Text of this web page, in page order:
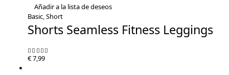
Añadir a la lista de deseos
Basic,Short
Shorts Seamless Fitness Leggings
5.00out of 5
€7,99